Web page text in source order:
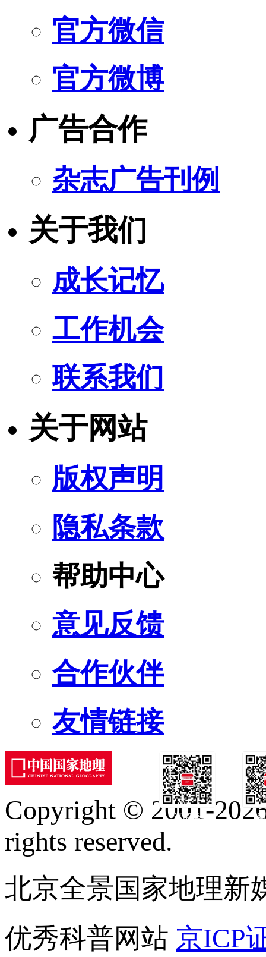
官方微信
官方微博
广告合作
杂志广告刊例
关于我们
成长记忆
工作机会
联系我们
关于网站
版权声明
隐私条款
帮助中心
意见反馈
合作伙伴
友情链接
订阅号
Copyright © 2001-
rights reserved.
北京全景国家地理新
优秀科普网站 京ICP